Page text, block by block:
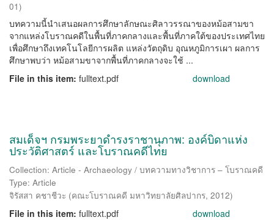
01)
บทความนี้นำเสนอผลการศึกษาลักษณะศิลาวรรณาของหม้อสามขา
จากแหล่งโบราณคดีในพื้นที่ภาคกลางและพื้นที่ภาคใต้ของประเทศไทย
เพื่อศึกษาถึงเทคโนโลยีการผลิต แหล่งวัตถุดิบ อุณหภูมิการเผา ผลการ
ศึกษาพบว่า หม้อสามขาจากพื้นที่ภาคกลางจะใช้ ...
File in this item: fulltext.pdf download
สมเด็จฯ กรมพระยาดำรงราชานุภาพ: องค์บิดาแห่ง
ประวัติศาสตร์ และโบราณคดีไทย
Collection: Article - Archaeology / บทความทางวิชาการ – โบราณคดี
Type: Article
จิรัสสา คชาชีวะ (คณะโบราณคดี มหาวิทยาลัยศิลปากร, 2012)
File in this item: fulltext.pdf download